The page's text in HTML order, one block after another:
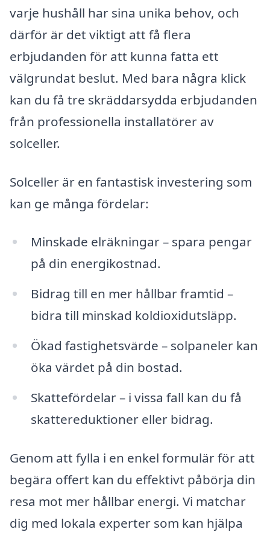
varje hushåll har sina unika behov, och
därför är det viktigt att få flera
erbjudanden för att kunna fatta ett
välgrundat beslut. Med bara några klick
kan du få tre skräddarsydda erbjudanden
från professionella installatörer av
solceller.
Solceller är en fantastisk investering som
kan ge många fördelar:
Minskade elräkningar – spara pengar
på din energikostnad.
Bidrag till en mer hållbar framtid –
bidra till minskad koldioxidutsläpp.
Ökad fastighetsvärde – solpaneler kan
öka värdet på din bostad.
Skattefördelar – i vissa fall kan du få
skattereduktioner eller bidrag.
Genom att fylla i en enkel formulär för att
begära offert kan du effektivt påbörja din
resa mot mer hållbar energi. Vi matchar
dig med lokala experter som kan hjälpa